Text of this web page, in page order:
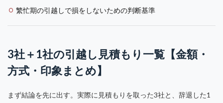
繁忙期の引越しで損をしないための判断基準
3社＋1社の引越し見積もり一覧【金額・
方式・印象まとめ】
まず結論を先に出す。実際に見積もりを取った3社と、辞退した1